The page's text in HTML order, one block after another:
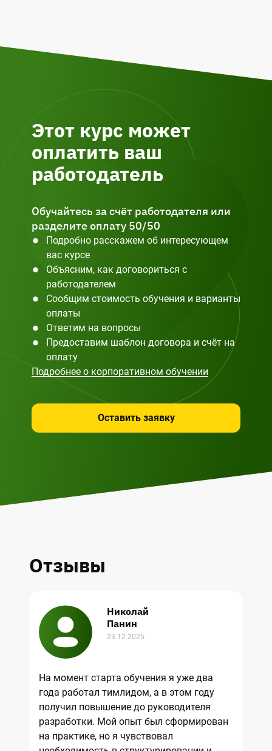
Этот курс может
оплатить ваш
работодатель
Обучайтесь за счёт работодателя или
разделите оплату 50/50
Подробно расскажем об интересующем
вас курсе
Объясним, как договориться с
работодателем
Сообщим стоимость обучения и варианты
оплаты
Ответим на вопросы
Предоставим шаблон договора и счёт на
оплату
Подробнее о корпоративном обучении
Оставить заявку
Отзывы
Николай
Панин
23.12.2025
На момент старта обучения я уже два
года работал тимлидом, а в этом году
получил повышение до руководителя
разработки. Мой опыт был сформирован
на практике, но я чувствовал